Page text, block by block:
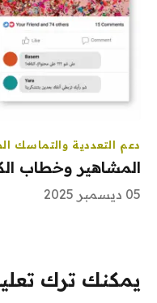
دعم التعددية والتماسك
المشاهير وخطاب
05 ديسمبر 2025
يمكنك ترك